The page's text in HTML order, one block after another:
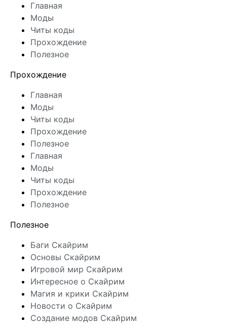
Главная
Моды
Читы коды
Прохождение
Полезное
Прохождение
Главная
Моды
Читы коды
Прохождение
Полезное
Главная
Моды
Читы коды
Прохождение
Полезное
Полезное
Баги Скайрим
Основы Скайрим
Игровой мир Скайрим
Интересное о Скайрим
Магия и крики Скайрим
Новости о Скайрим
Создание модов Скайрим